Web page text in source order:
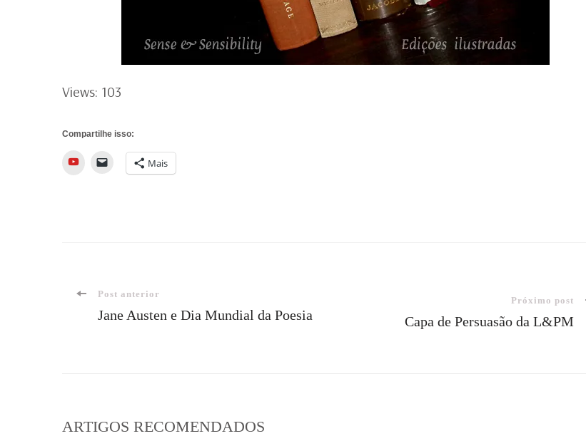
Views: 103
Compartilhe isso:
YouTube Mais
Navegação
Post anterior
Jane Austen e Dia Mundial da Poesia
Próximo post
Capa de Persuasão da L&PM
ARTIGOS RECOMENDADOS